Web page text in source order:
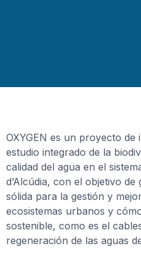
OXYGEN es un proyecto de
estudio integrado de la
calidad del agua en el
d’Alcúdia, con el objetivo
sólida para la gestión y
ecosistemas urbanos y
sostenible, como es el
regeneración de las aguas